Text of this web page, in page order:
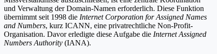
und Verwaltung der Domain-Namen erforderlich. Diese Funktion
übernimmt seit 1998 die Internet Corporation for Assigned Names
and Numbers, kurz ICANN, eine privatrechtliche Non-Profit-
Organisation. Davor erledigte diese Aufgabe die Internet Assigned
Numbers Authority (IANA).